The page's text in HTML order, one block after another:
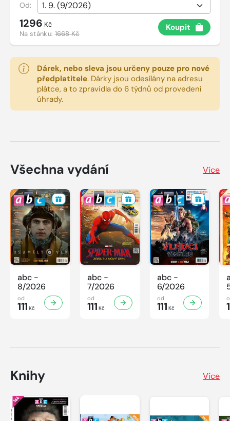
Od:
1296 Kč
Na stánku:1668 Kč
Koupit
Dárek, nebo sleva jsou určeny pouze pro nové
předplatitele. Dárky jsou odesílány na adresu
plátce, a to zpravidla do 6 týdnů od provedení
úhrady.
Všechna vydání Více
abc -
8/2026
od
111 Kč
abc -
7/2026
od
111 Kč
abc -
6/2026
od
111 Kč
Knihy Více